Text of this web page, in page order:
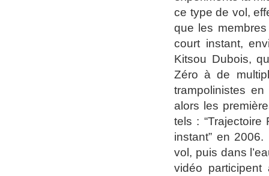
ce type de vol,
que les
court instant,
Kitsou Dubois,
Zéro à de
trampolinistes
alors les
tels : “Trajectoire
instant” en
vol, puis dans
vidéo